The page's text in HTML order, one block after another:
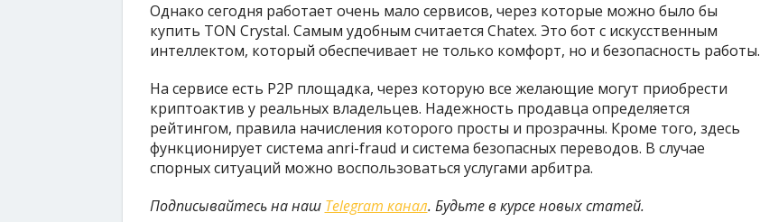
Однако сегодня работает очень мало сервисов, через которые можно было бы
купить TON Crystal. Самым удобным считается Chatex. Это бот с искусственным
интеллектом, который обеспечивает не только комфорт, но и безопасность работы.
На сервисе есть P2P площадка, через которую все желающие могут приобрести
криптоактив у реальных владельцев. Надежность продавца определяется
рейтингом, правила начисления которого просты и прозрачны. Кроме того, здесь
функционирует система anri-fraud и система безопасных переводов. В случае
спорных ситуаций можно воспользоваться услугами арбитра.
Подписывайтесь на наш Telegram канал. Будьте в курсе новых статей.